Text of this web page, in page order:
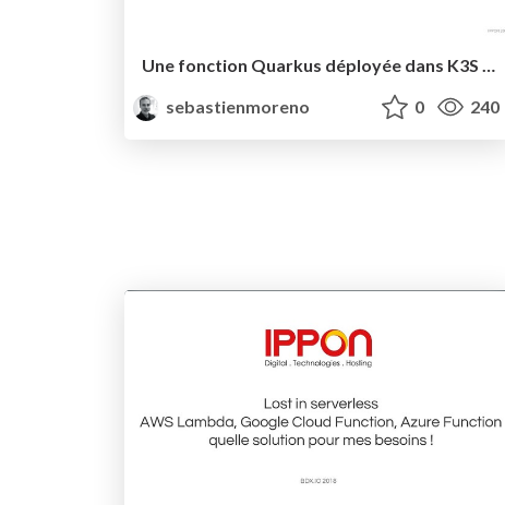
Une fonction Quarkus déployée dans K3S avec Fission
sebastienmoreno
0 240